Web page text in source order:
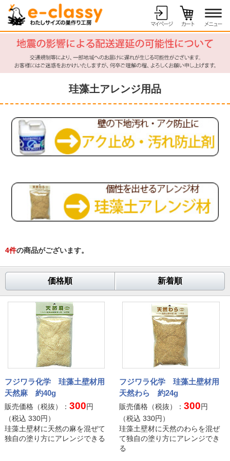
珪藻土アレンジ用品
4件の商品がございます。
価格順 新着順
フジワラ化学 珪藻土壁材用
天然麻 約40g
販売価格（税抜）： 300円
（税込 330円）
珪藻土壁材に天然の麻を混ぜて
独自の塗り方にアレンジできる
フジワラ化学 珪藻土壁材用
天然わら 約24g
販売価格（税抜）：300円
（税込330円）
珪藻土壁材に天然のわらを混ぜ
て独自の塗り方にアレンジでき
る